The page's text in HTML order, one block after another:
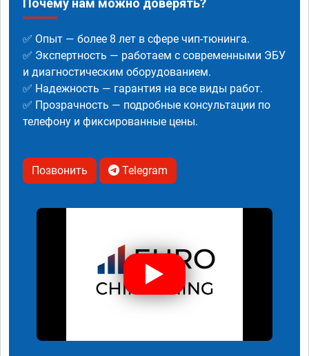
Почему нам можно доверять?
✅ Опыт — более 8 лет в сфере чип-тюнинга.
✅ Экспертность — работаем с современными ЭБУ
и диагностическим оборудованием.
✅ Надежность — гарантия на все виды работ.
✅ Прозрачность — подробные консультации по
телефону и фиксированные цены.
Позвонить Telegram